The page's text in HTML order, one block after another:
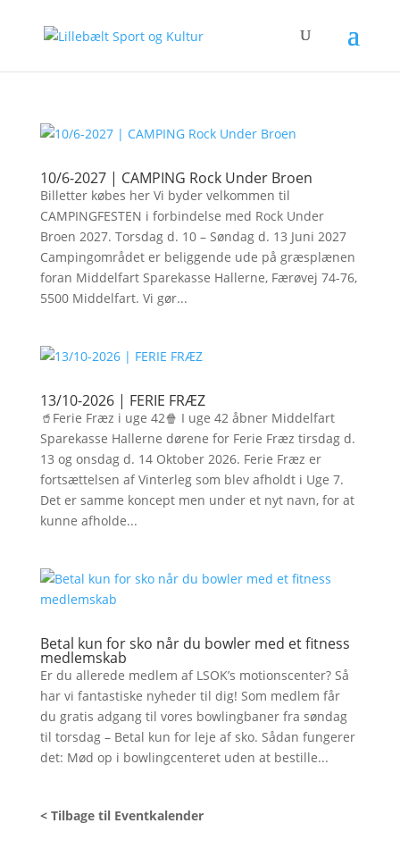
10/6-2027 | CAMPING Rock Under Broen
Billetter købes her Vi byder velkommen til
CAMPINGFESTEN i forbindelse med Rock Under
Broen 2027. Torsdag d. 10 – Søndag d. 13 Juni 2027
Campingområdet er beliggende ude på græsplænen
foran Middelfart Sparekasse Hallerne, Færøvej 74-76,
5500 Middelfart. Vi gør...
13/10-2026 | FERIE FRÆZ
🥤Ferie Fræz i uge 42🍿 I uge 42 åbner Middelfart
Sparekasse Hallerne dørene for Ferie Fræz tirsdag d.
13 og onsdag d. 14 Oktober 2026. Ferie Fræz er
fortsættelsen af Vinterleg som blev afholdt i Uge 7.
Det er samme koncept men under et nyt navn, for at
kunne afholde...
Betal kun for sko når du bowler med et fitness
medlemskab
Er du allerede medlem af LSOK’s motionscenter? Så
har vi fantastiske nyheder til dig! Som medlem får
du gratis adgang til vores bowlingbaner fra søndag
til torsdag – Betal kun for leje af sko. Sådan fungerer
det: Mød op i bowlingcenteret uden at bestille...
< Tilbage til Eventkalender